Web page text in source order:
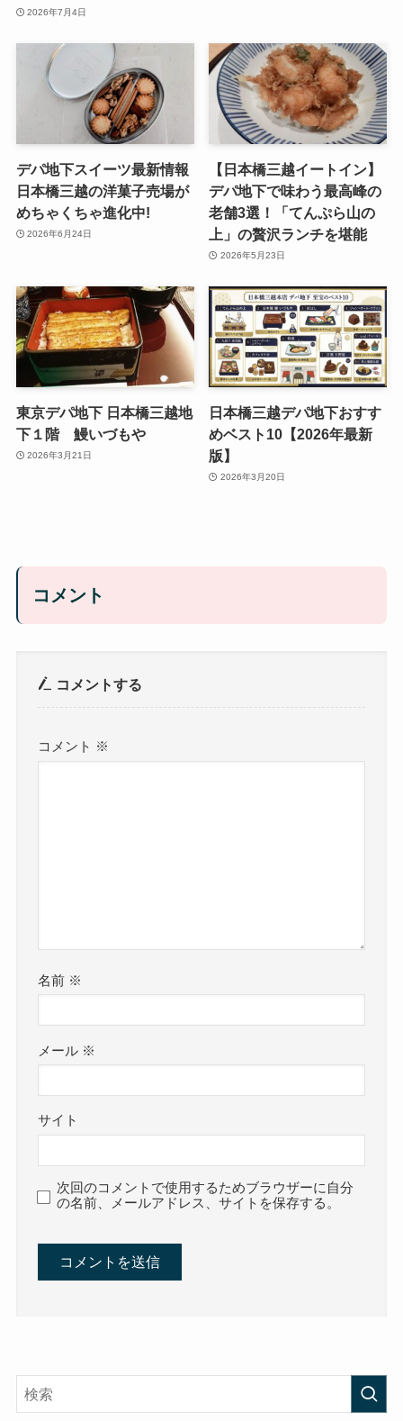
2026年7月4日
デパ地下スイーツ最新情報
日本橋三越の洋菓子売場が
めちゃくちゃ進化中!
2026年6月24日
​【日本橋三越イートイン】
デパ地下で味わう最高峰の
老舗3選！「てんぷら山の
上」の贅沢ランチを堪能
2026年5月23日
東京デパ地下 日本橋三越地
下１階 鰻いづもや
2026年3月21日
日本橋三越デパ地下おすす
めベスト10【2026年最新
版】
2026年3月20日
コメント
コメントする
コメント ※
名前 ※
メール ※
サイト
次回のコメントで使用するためブラウザーに自分
の名前、メールアドレス、サイトを保存する。